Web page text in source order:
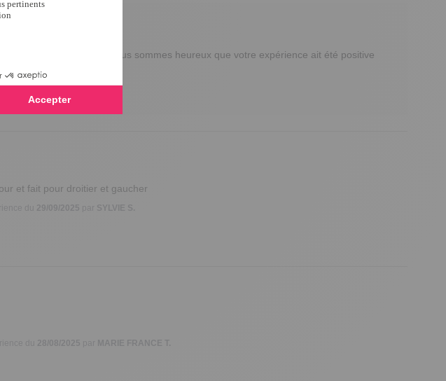
de partager votre avis. Nous sommes heureux que votre expérience ait été positive
et fait pour droitier et gaucher
29/09/2025
SYLVIE S.
MARIE FRANCE T.